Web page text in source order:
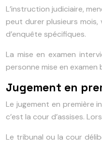
L’instruction judiciaire,
peut durer plusieurs mois,
d’enquête spécifiques.
La mise en examen
personne mise en
Jugement en
Le jugement en première
c’est la cour d’assises.
Le tribunal ou la cour